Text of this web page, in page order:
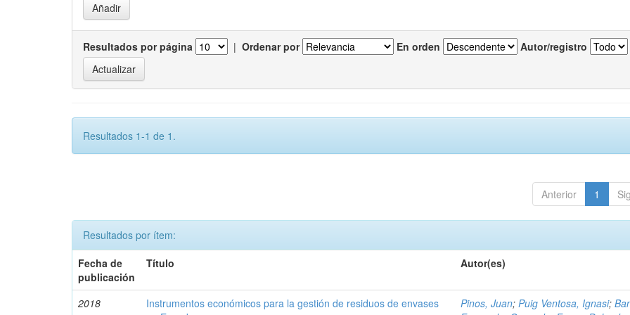
Resultados por página | Ordenar por En orden Autor/registro
Resultados 1-1 de 1.
Anterior 1
Resultados por ítem:
Fecha de
publicación
Título Autor(es)
2018
Instrumentos económicos para la gestión de residuos de envases
Pinos, Juan;Puig Ventosa, Ignasi;